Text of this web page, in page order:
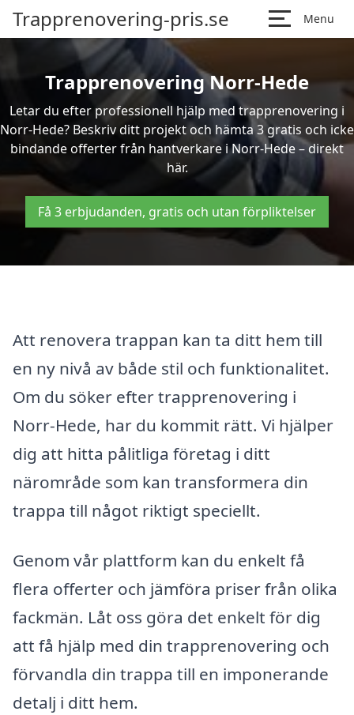
Trapprenovering-pris.se Menu
Trapprenovering Norr-Hede
Letar du efter professionell hjälp med trapprenovering i
Norr-Hede? Beskriv ditt projekt och hämta 3 gratis och icke
bindande offerter från hantverkare i Norr-Hede – direkt
här.
Få 3 erbjudanden, gratis och utan förpliktelser
Att renovera trappan kan ta ditt hem till
en ny nivå av både stil och funktionalitet.
Om du söker efter trapprenovering i
Norr-Hede, har du kommit rätt. Vi hjälper
dig att hitta pålitliga företag i ditt
närområde som kan transformera din
trappa till något riktigt speciellt.
Genom vår plattform kan du enkelt få
flera offerter och jämföra priser från olika
fackmän. Låt oss göra det enkelt för dig
att få hjälp med din trapprenovering och
förvandla din trappa till en imponerande
detalj i ditt hem.